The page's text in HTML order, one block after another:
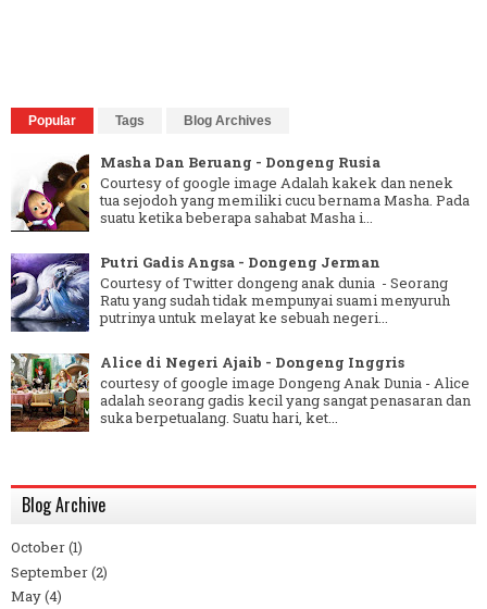
Popular Tags Blog Archives
Masha Dan Beruang - Dongeng Rusia
Courtesy of google image Adalah kakek dan nenek
tua sejodoh yang memiliki cucu bernama Masha. Pada
suatu ketika beberapa sahabat Masha i...
Putri Gadis Angsa - Dongeng Jerman
Courtesy of Twitter dongeng anak dunia - Seorang
Ratu yang sudah tidak mempunyai suami menyuruh
putrinya untuk melayat ke sebuah negeri...
Alice di Negeri Ajaib - Dongeng Inggris
courtesy of google image Dongeng Anak Dunia - Alice
adalah seorang gadis kecil yang sangat penasaran dan
suka berpetualang. Suatu hari, ket...
Blog Archive
October(1)
September(2)
May(4)